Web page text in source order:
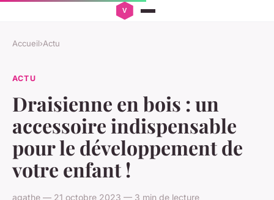
Accueil›Actu
ACTU
Draisienne en bois : un
accessoire indispensable
pour le développement de
votre enfant !
agathe — 21 octobre 2023 — 3 min de lecture